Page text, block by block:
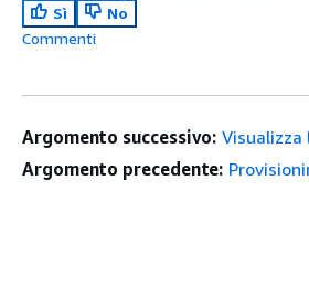
Sì
No
Commenti
Argomento successivo: Visualizza
Argomento precedente: